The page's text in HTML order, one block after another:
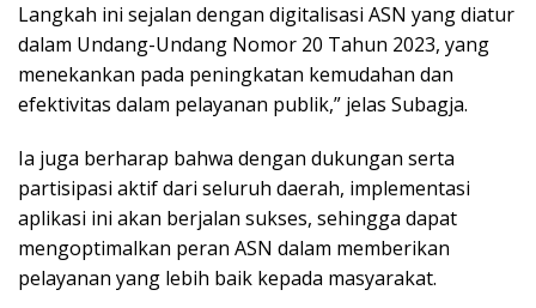
Langkah ini sejalan dengan digitalisasi ASN yang diatur
dalam Undang-Undang Nomor 20 Tahun 2023, yang
menekankan pada peningkatan kemudahan dan
efektivitas dalam pelayanan publik,” jelas Subagja.
Ia juga berharap bahwa dengan dukungan serta
partisipasi aktif dari seluruh daerah, implementasi
aplikasi ini akan berjalan sukses, sehingga dapat
mengoptimalkan peran ASN dalam memberikan
pelayanan yang lebih baik kepada masyarakat.